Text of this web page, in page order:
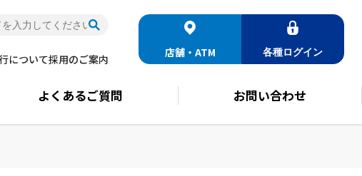
店舗・ATM 各種ログイン
よくあるご質問 お問い合わせ
について採用のご案内